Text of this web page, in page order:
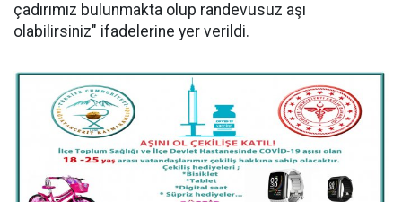
çadırımız bulunmakta olup randevusuz aşı
olabilirsiniz" ifadelerine yer verildi.